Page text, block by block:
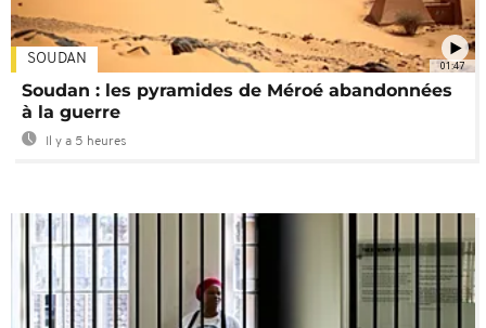
01:47
SOUDAN
Soudan : les pyramides de Méroé abandonnées
à la guerre
Il y a 5 heures